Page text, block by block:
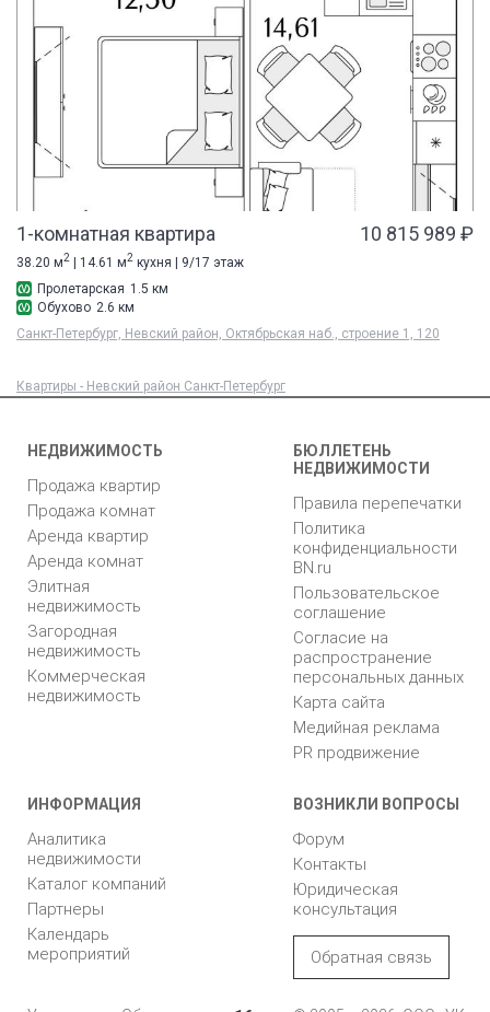
1-комнатная квартира 10 815 989 ₽
38.20 м2 | 14.61 м2 кухня | 9/17 этаж
Пролетарская 1.5 км
Обухово 2.6 км
Санкт-Петербург, Невский район, Октябрьская наб., строение 1, 120
Квартиры - Невский район Санкт-Петербург
НЕДВИЖИМОСТЬ
Продажа квартир
Продажа комнат
Аренда квартир
Аренда комнат
Элитная
недвижимость
Загородная
недвижимость
Коммерческая
недвижимость
БЮЛЛЕТЕНЬ
НЕДВИЖИМОСТИ
Правила перепечатки
Политика
конфиденциальности
BN.ru
Пользовательское
соглашение
Согласие на
распространение
персональных данных
Карта сайта
Медийная реклама
PR продвижение
ИНФОРМАЦИЯ
Аналитика
недвижимости
Каталог компаний
Партнеры
Календарь
мероприятий
ВОЗНИКЛИ ВОПРОСЫ
Форум
Контакты
Юридическая
консультация
Обратная связь